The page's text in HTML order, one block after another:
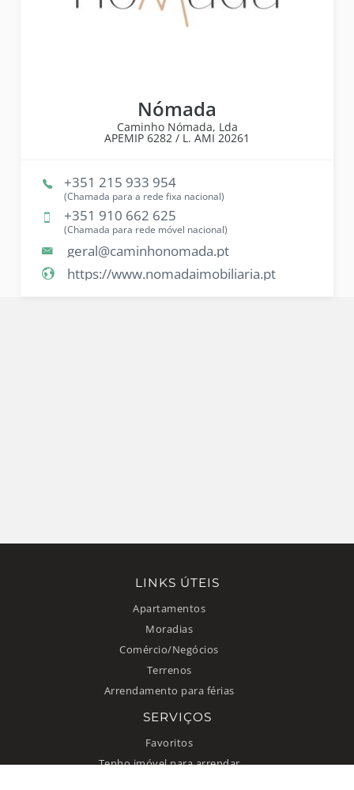
Nómada
Caminho Nómada, Lda
APEMIP 6282 / L. AMI 20261
+351 215 933 954
(Chamada para a rede fixa nacional)
+351 910 662 625
(Chamada para rede móvel nacional)
geral@caminhonomada.pt
https://www.nomadaimobiliaria.pt
LINKS ÚTEIS
Apartamentos
Moradias
Comércio/Negócios
Terrenos
Arrendamento para férias
SERVIÇOS
Favoritos
Tenho imóvel para arrendar